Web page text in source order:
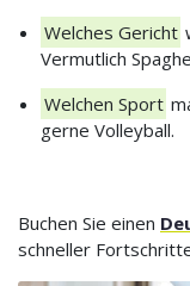
Welches Gericht
Vermutlich
Welchen Sport
gerne Volleyball.
Buchen Sie einen
schneller